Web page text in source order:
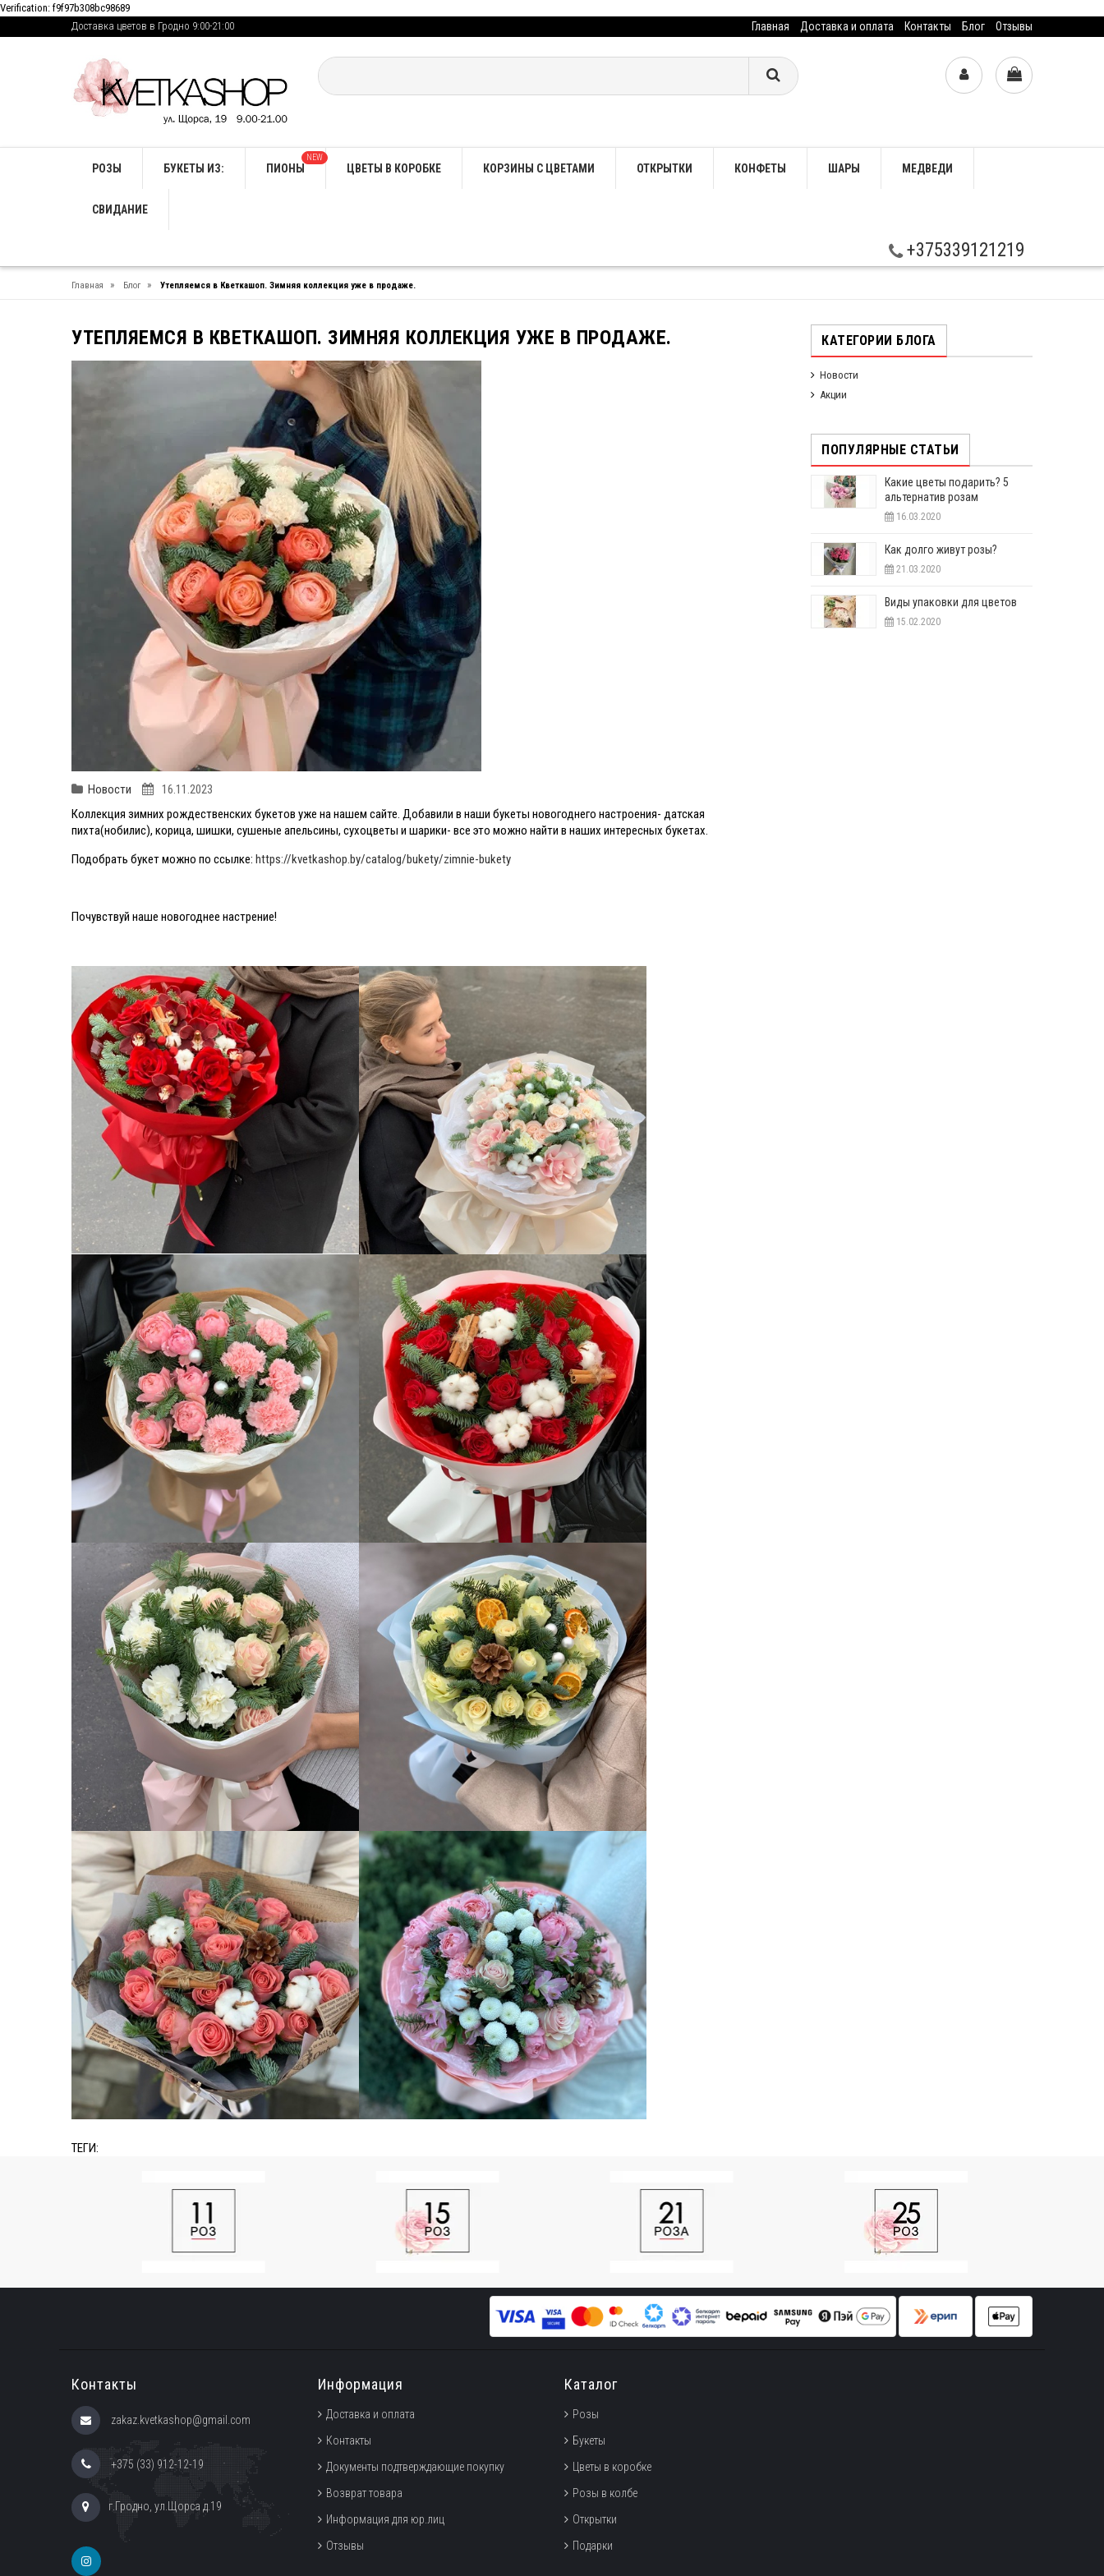
Verification: f9f97b308bc98689
Доставка цветов в Гродно 9:00-21:00
Главная Доставка и оплата Контакты Блог Отзывы
РОЗЫ БУКЕТЫ ИЗ: ПИОНЫ
NEW
ЦВЕТЫ В КОРОБКЕ КОРЗИНЫ С ЦВЕТАМИ ОТКРЫТКИ КОНФЕТЫ ШАРЫ МЕДВЕДИ
СВИДАНИЕ
+375339121219
Главная » Блог » Утепляемся в Кветкашоп. Зимняя коллекция уже в продаже.
УТЕПЛЯЕМСЯ В КВЕТКАШОП. ЗИМНЯЯ КОЛЛЕКЦИЯ УЖЕ В ПРОДАЖЕ.
Новости
16.11.2023
Коллекция зимних рождественских букетов уже на нашем сайте. Добавили в наши букеты новогоднего настроения- датская
пихта(нобилис), корица, шишки, сушеные апельсины, сухоцветы и шарики- все это можно найти в наших интересных букетах.
Подобрать букет можно по ссылке: https://kvetkashop.by/catalog/bukety/zimnie-bukety
Почувствуй наше новогоднее настрение!
ТЕГИ:
КАТЕГОРИИ БЛОГА
Новости
Акции
ПОПУЛЯРНЫЕ СТАТЬИ
Какие цветы подарить? 5
альтернатив розам
16.03.2020
Как долго живут розы?
21.03.2020
Виды упаковки для цветов
15.02.2020
Контакты
zakaz.kvetkashop@gmail.com
+375 (33) 912-12-19
г.Гродно, ул.Щорса д.19
Информация
Доставка и оплата
Контакты
Документы подтверждающие покупку
Возврат товара
Информация для юр.лиц
Отзывы
Каталог
Розы
Букеты
Цветы в коробке
Розы в колбе
Открытки
Подарки